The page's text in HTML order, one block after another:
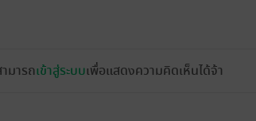
มารถเข้าสู่ระบบเพื่อแสดงความคิดเห็นได้จ้า